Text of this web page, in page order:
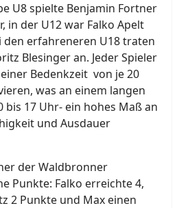
U8 spielte Benjamin Fortner
in der U12 war Falko Apelt
erfahreneren U18 traten
Blesinger an. Jeder Spieler
Bedenkzeit von je 20
was an einem langen
bis 17 Uhr- ein hohes Maß an
und Ausdauer
der Waldbronner
Punkte: Falko erreichte 4,
2 Punkte und Max einen